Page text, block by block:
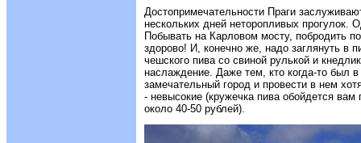
Достопримечательности Праги
нескольких дней неторопливых
Побывать на Карловом мосту, побродить
здорово! И, конечно же, надо заглянуть в
чешского пива со свиной рулькой и
наслаждение. Даже тем, кто когда-то был в
замечательный город и провести в нем
- невысокие (кружечка пива обойдется вам
около 40-50 рублей).